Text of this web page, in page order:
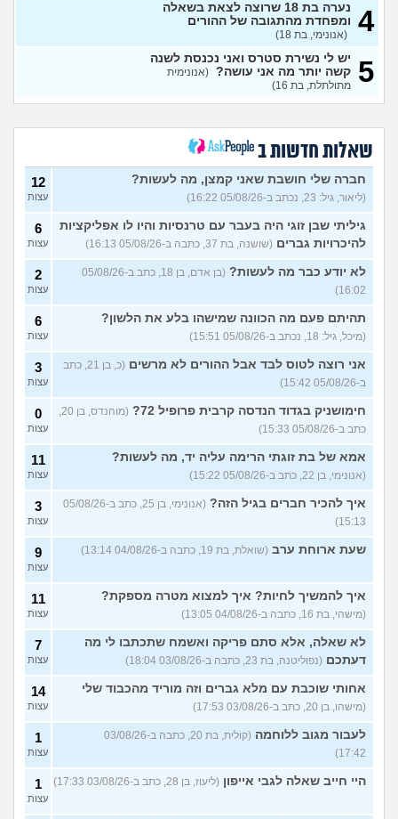
נשארתי לבד בעולם (ליאן, בת 13)
רוצה להיות מבין האנשים
היפים בעולם (היי, בן 20)
להפטר מרגשות אשם?
(מבולבלת בת 17, בת 17)
עצות
לומר להורים?
(אהרן, בן 16)
7
עצות
מתמטיקה בגרות ומגן
בת 17)
מתלבטת לגבי שנה הבאה
(Girl, בת 17)
5
עצות
סדרת ילדות שאני לא מצליח
למצוא (יונתן, בן 18)
4
עצות
יש בנינו מתח אבל אני לא
(לחוצה, בת 16)
6
הברזתי לעצמי או שהצלתי את
הכבוד שלי? (כפיר, בן 14)
4
עוד שאלות חדשות במדור
4
נערה בת 18 שרוצה לצאת בשאלה
ומפחדת מהתגובה של ההורים
(אנונימי, בת 18)
5
יש לי נשירת סטרס ואני נכנסת לשנה
קשה יותר מה אני עושה? (אנונימית
מתולתלת, בת 16)
שאלות חדשות ב
חברה שלי חושבת שאני קמצן, מה לעשות?
(ליאור, גיל: 23, נכתב ב-05/08/26 16:22)
12
עצות
גיליתי שבן זוגי היה בעבר עם טרנסיות והיו לו אפליקציות
להיכרויות גברים (שושנה, בת 37, כתבה ב-05/08/26 16:13)
6
עצות
לא יודע כבר מה לעשות?
(בן אדם, בן 18, כתב ב-05/08/26
16:02)
2
עצות
תהיתם פעם מה הכוונה שמישהו בלע את הלשון?
(מיכל, גיל: 18, נכתב ב-05/08/26 15:51)
6
עצות
אני רוצה לטוס לבד אבל ההורים לא מרשים
(כ, בן 21, כתב
ב-05/08/26 15:42)
3
עצות
חימושניק בגדוד הנדסה קרבית פרופיל 72?
(מוהנדס, בן 20,
כתב ב-05/08/26 15:33)
0
עצות
אמא של בת זוגתי הרימה עליה יד, מה לעשות?
(אנונימי, בן 22, כתב ב-05/08/26 15:22)
11
עצות
איך להכיר חברים בגיל הזה?
(אנונימי, בן 25, כתב ב-05/08/26
15:13)
3
עצות
שעת ארוחת ערב (שואלת, בת 19, כתבה ב-04/08/26 13:14) 9
עצות
איך להמשיך לחיות? איך למצוא מטרה מספקת?
(מישהי, בת 16, כתבה ב-04/08/26 13:05)
11
עצות
לא שאלה, אלא סתם פריקה ואשמח שתכתבו לי מה
דעתכם (נפוליטנה, בת 23, כתבה ב-03/08/26 18:04)
7
עצות
אחותי שוכבת עם מלא גברים וזה מוריד מהכבוד שלי
(מישהו, בן 20, כתב ב-03/08/26 17:53)
14
עצות
לעבור מגוב ללוחמה
(קולית, בת 20, כתבה ב-03/08/26
17:42)
1
עצות
היי חייב שאלה לגבי אייפון (ליעוז, בן 28, כתב ב-03/08/26 17:33) 1
עצות